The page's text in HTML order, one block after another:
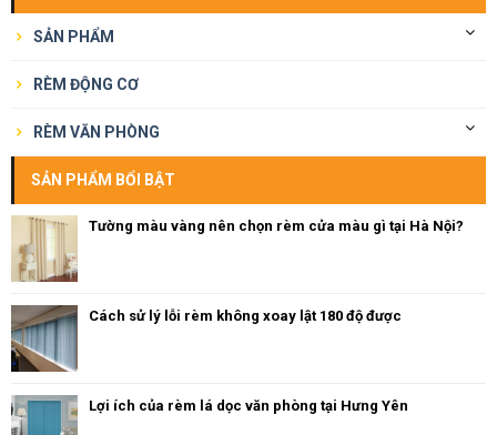
SẢN PHẨM
RÈM ĐỘNG CƠ
RÈM VĂN PHÒNG
SẢN PHẨM BỔI BẬT
Tường màu vàng nên chọn rèm cửa màu gì tại Hà Nội?
Cách sử lý lỗi rèm không xoay lật 180 độ được
Lợi ích của rèm lá dọc văn phòng tại Hưng Yên